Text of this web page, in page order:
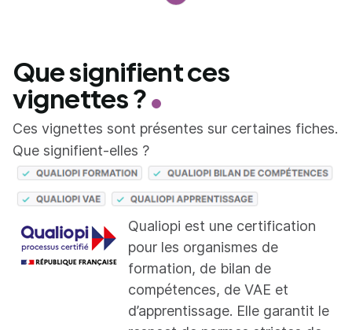
Que signifient ces
vignettes ?
Ces vignettes sont présentes sur certaines fiches.
Que signifient-elles ?
Qualiopi est une certification
pour les organismes de
formation, de bilan de
compétences, de VAE et
d’apprentissage. Elle garantit le